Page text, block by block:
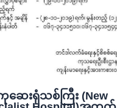
ေးရုံသစ်ကြီး (New